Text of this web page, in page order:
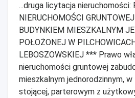
...druga licytacja nieruchomości:
NIERUCHOMOŚCI
BUDYNKIEM MIESZKALNYM
POŁOŻONEJ W
LEBOSZOWSKIEJ *** Prawo
nieruchomości gruntowej
mieszkalnym jednorodzinnym,
stojącej, parterowym z